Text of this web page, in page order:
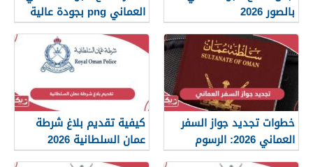
بالصور 2026
العماني png بجودة عالية
2026
خطوات تجديد جواز السفر
العماني 2026: الرسوم
والمستندات المطلوبة
كيفية تقديم بلاغ شرطة
عمان السلطانية 2026